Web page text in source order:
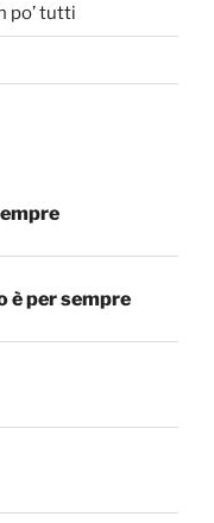
po’ tutti
è per sempre